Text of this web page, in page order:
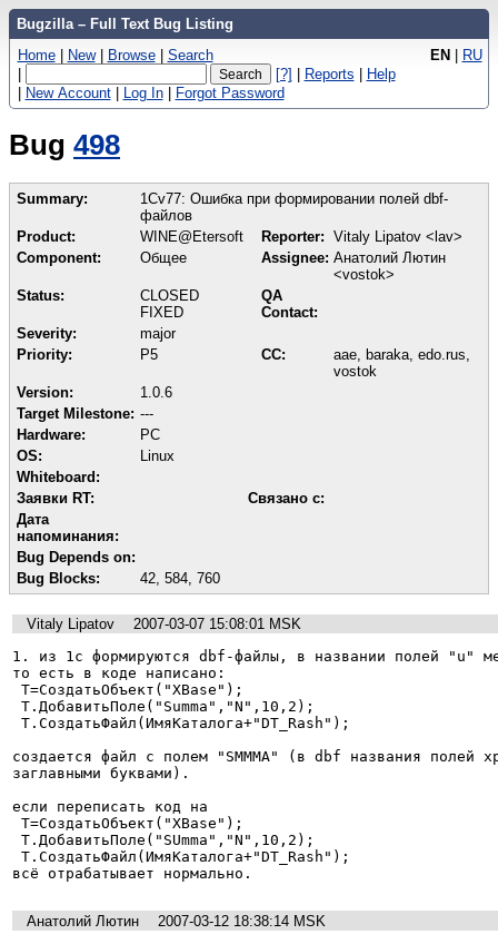
Bugzilla – Full Text Bug Listing
EN | RU
Home | New | Browse | Search
|
[?] | Reports | Help
| New Account | Log In | Forgot Password
Bug 498
Summary:
1Cv77: Ошибка при формировании полей dbf-
файлов
Product:
WINE@Etersoft Reporter: Vitaly Lipatov <lav>
Component:
Общее Assignee: Анатолий Лютин
<vostok>
Status:
CLOSED
FIXED
QA
Contact:
Severity:
major
Priority:
P5 CC:
aae, baraka, edo.rus,
vostok
Version:
1.0.6
Target Milestone: ---
Hardware:
PC
OS:
Linux
Whiteboard:
Заявки RT:
Связано с:
Дата
напоминания:
Bug Depends on:
Bug Blocks:
42 584 760
Vitaly Lipatov
2007-03-07 15:08:01 MSK
1. из 1с формируются dbf-файлы, в названии полей "u"
то есть в коде написано:
Т=СоздатьОбъект("XBase");
Т.ДобавитьПоле("Summa","N",10,2);
Т.СоздатьФайл(ИмяКаталога+"DT_Rash");
создается файл с полем "SMMMA" (в dbf названия полей
заглавными буквами).
если переписать код на
Т=СоздатьОбъект("XBase");
Т.ДобавитьПоле("SUmma","N",10,2);
Т.СоздатьФайл(ИмяКаталога+"DT_Rash");
всё отрабатывает нормально.
Анатолий Лютин
2007-03-12 18:38:14 MSK